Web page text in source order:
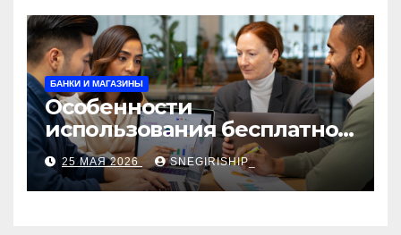
БАНКИ И МАГАЗИНЫ
Особенности
использования бесплатной
версии программ для
автоматизации и
управления предприятием
25 МАЯ 2026 SNEGIRISHIP_